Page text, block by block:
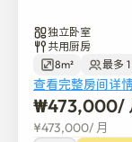
索霍与罗马，保
[新手地图]
索霍与罗马住宿
首尔东大门区京
https://naver.me/
独立卧室
共用厨房
8m²
最多
查看完整房间详
₩473,000/
¥473,000/ 月